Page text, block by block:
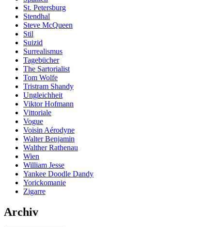
St. Petersburg
Stendhal
Steve McQueen
Stil
Suizid
Surrealismus
Tagebücher
The Sartorialist
Tom Wolfe
Tristram Shandy
Ungleichheit
Viktor Hofmann
Vittoriale
Vogue
Voisin Aérodyne
Walter Benjamin
Walther Rathenau
Wien
William Jesse
Yankee Doodle Dandy
Yorickomanie
Zigarre
Archiv